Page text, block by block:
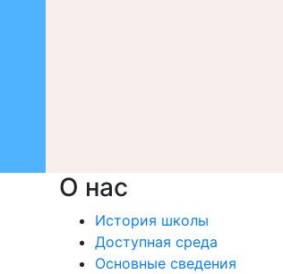
О нас
История школы
Доступная среда
Основные сведения